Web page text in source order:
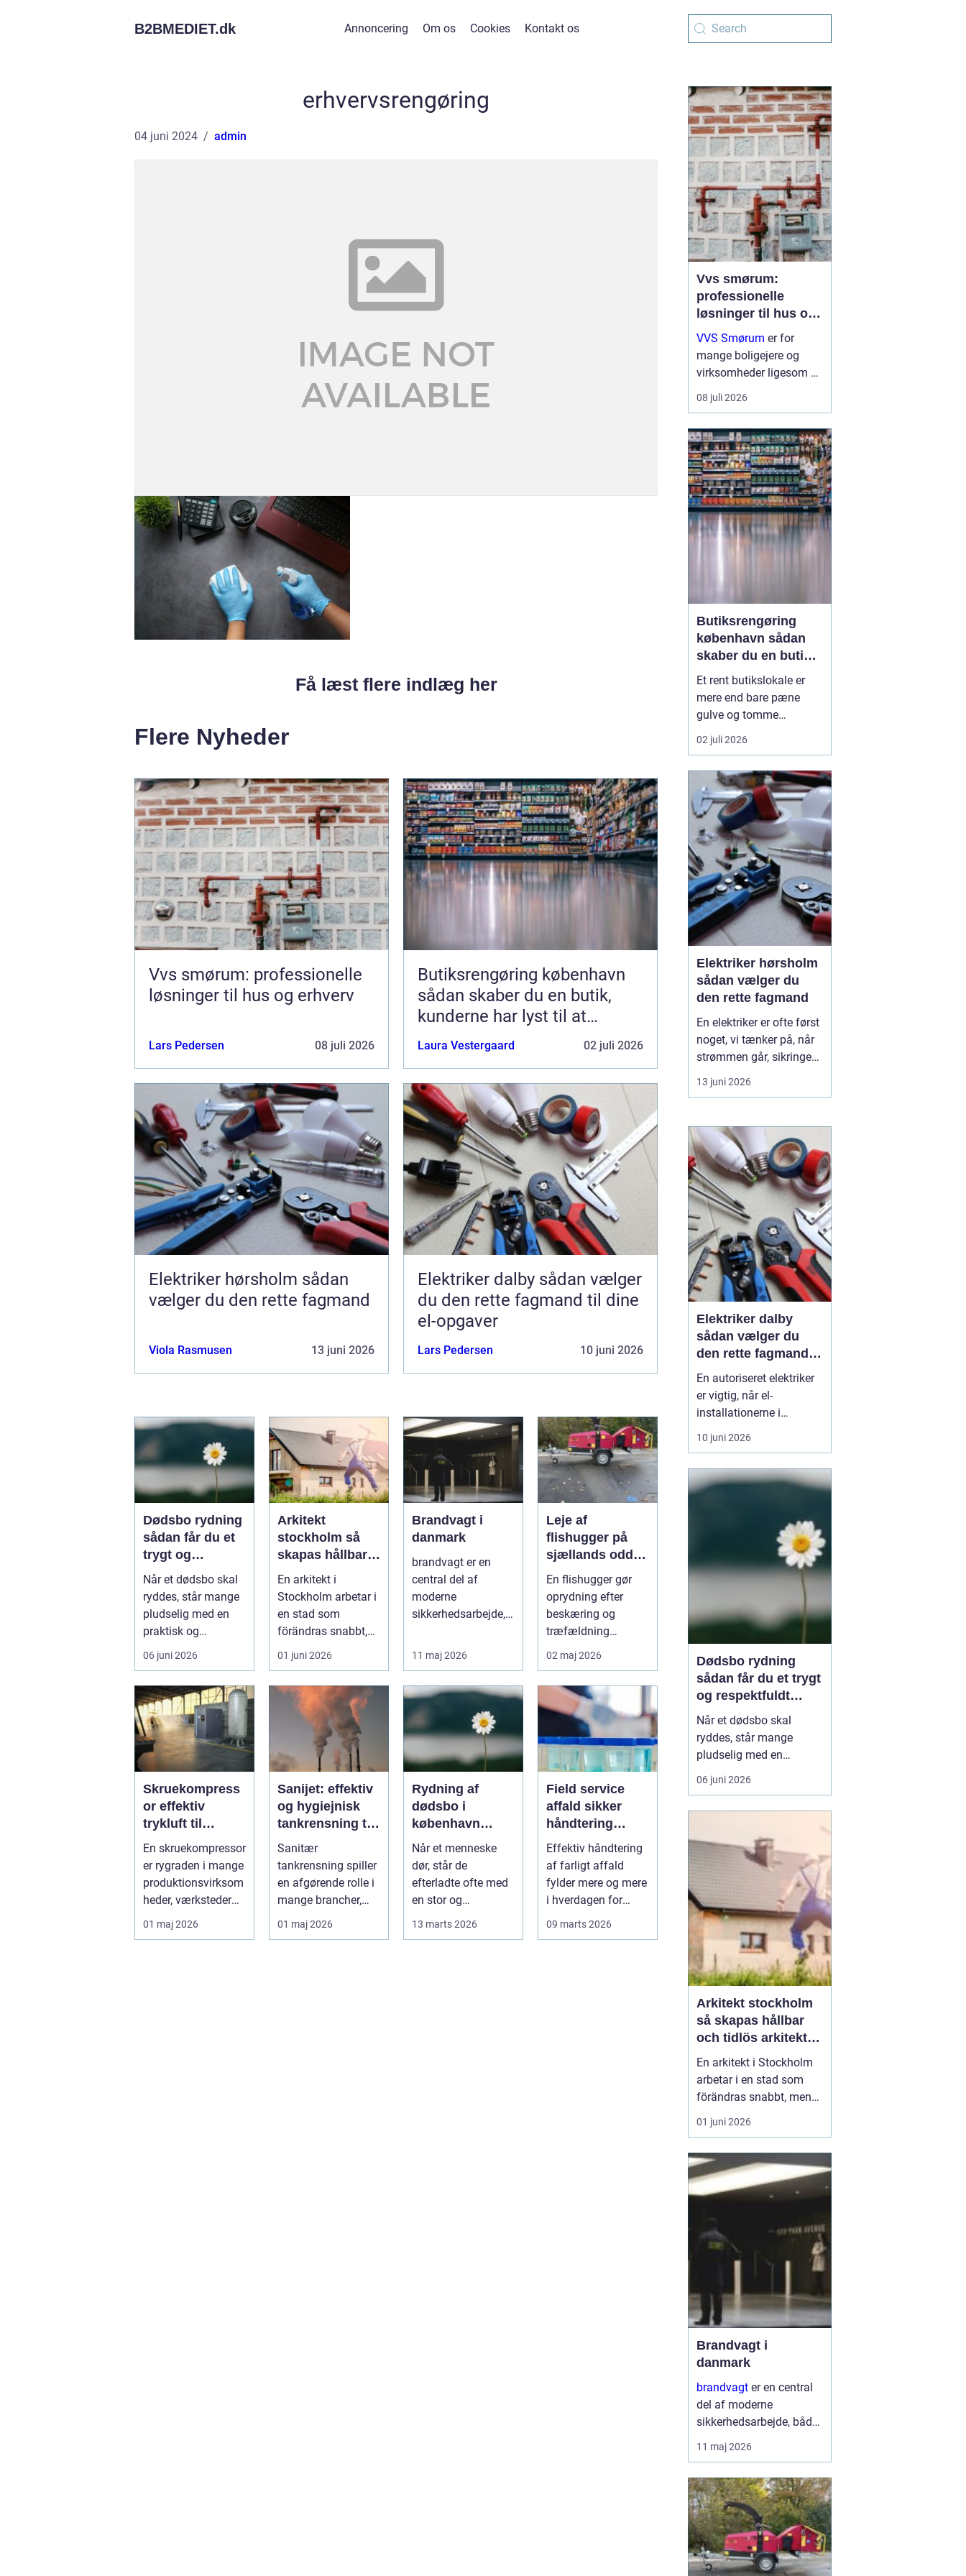
B2BMEDIET.dk Annoncering Om os Cookies Kontakt os
erhvervsrengøring
04 juni 2024 admin
Få læst flere indlæg her
Flere Nyheder
Vvs smørum: professionelle
løsninger til hus og erhverv
Lars Pedersen 08 juli 2026
Butiksrengøring københavn
sådan skaber du en butik,
kunderne har lyst til at
komme tilbage til
Laura Vestergaard 02 juli 2026
Elektriker hørsholm sådan
vælger du den rette fagmand
Viola Rasmusen 13 juni 2026
Elektriker dalby sådan vælger
du den rette fagmand til dine
el-opgaver
Lars Pedersen 10 juni 2026
Dødsbo rydning
sådan får du et
trygt og
respektfuldt
forløb
Når et dødsbo skal
ryddes, står mange
pludselig med en
praktisk og
følelsesmæssig
opgave på én
gang....
06 juni 2026
Arkitekt
stockholm så
skapas hållbar
och tidlös
arkitektur i
huvudstaden
En arkitekt i
Stockholm arbetar i
en stad som
förändras snabbt,
men också präglas
av starka historis...
01 juni 2026
Brandvagt i
danmark
brandvagt er en
central del af
moderne
sikkerhedsarbejde,
byggepladser, ved
events og i virk...
11 maj 2026
Leje af
flishugger på
sjællands odde
sådan får du
mest ud af
arbejdet
En flishugger gør
oprydning efter
beskæring og
træfældning
markant lettere. I
stedet for at bruge
we...
02 maj 2026
Skruekompress
or effektiv
trykluft til
industri og
værksted
En skruekompressor
er rygraden i mange
produktionsvirksom
heder, værksteder
og autohuse. Den
leverer ...
01 maj 2026
Sanijet: effektiv
og hygiejnisk
tankrensning til
krævende
industrier
Sanitær
tankrensning spiller
en afgørende rolle i
mange brancher,
produktkvalitet,...
01 maj 2026
Rydning af
dødsbo i
københavn
sådan foregår
en tryg og
effektiv proces
Når et menneske
dør, står de
efterladte ofte med
en stor og
13 marts 2026
Field service
affald sikker
håndtering
direkte hos
virksomheden
Effektiv håndtering
af farligt affald
fylder mere og mere
i hverdagen for
09 marts 2026
Vvs smørum:
professionelle
løsninger til hus og
erhverv
VVS Smørum er for
mange boligejere og
virksomheder ligesom en
tryg livline, når vand,
varme eller afløb driller.
kun om rør og ventiler,
men om sikkerhed,
komfort og en ...
08 juli 2026
Butiksrengøring
københavn sådan
skaber du en butik,
kunderne har lyst til
at komme tilbage til
Et rent butikslokale er
mere end bare pæne
gulve og tomme
skraldespande.
Rengøringen påvirker
førstehåndsindtryk, hvor
længe de bliver i
butikken, og om de
vælger at komme igen.
Særligt i en
konkurrencepræget by
som København kan
målrettet ...
02 juli 2026
Elektriker hørsholm
sådan vælger du
den rette fagmand
En elektriker er ofte først
noget, vi tænker på, når
strømmen går, sikringen
springer, eller vi står med
en akut fejl på en
som Hørsholm, hvor
mange boliger er ældre,
og flere bygger om eller
udvider, spiller en dygtig
elekt...
13 juni 2026
Elektriker dalby
sådan vælger du
den rette fagmand
til dine el-opgaver
En autoriseret elektriker
er vigtig, når el-
installationerne i
hjemmet eller
virksomheden skal være
Fejl på el-installationer
ulykker. Mange søger
10 juni 2026
Dødsbo rydning
sådan får du et trygt
og respektfuldt
forløb
Når et dødsbo skal
ryddes, står mange
pludselig med en
praktisk og
følelsesmæssig opgave
rummer minder, og
samtidig er der
tidsfrister, økonomi og
måske uenighed i
familien. Her kan en
professionel løsn...
06 juni 2026
Arkitekt stockholm
så skapas hållbar
och tidlös arkitektur
i huvudstaden
En arkitekt i Stockholm
arbetar i en stad som
förändras snabbt, men
också präglas av starka
historiska lager. Det gör
spännande. När en
privatperson,
fastighetsägare eller
arkitekt i Stockholm
handlar upp...
01 juni 2026
Brandvagt i
danmark
brandvagt er en central
del af moderne
sikkerhedsarbejde, både
på byggepladser, ved
events og i virksomheder
brandrisiko. En
professionel ordning
med brandvagt handler
ikke kun...
11 maj 2026